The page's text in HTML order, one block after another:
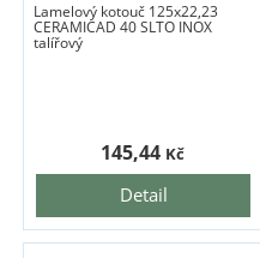
Lamelový kotouč 125x22,23
CERAMICAD 40 SLTO INOX
talířový
Detail
145,44 Kč